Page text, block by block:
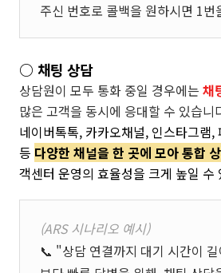
주신 번호로 콜백을 원하시면 1번
○ 채팅 상담
상담원이 모두 통화 중일 경우에는 채
많은 고객을 동시에 응대할 수 있습니
네이버톡톡, 카카오채널, 인스타그램,
등 다양한 채널을 한 곳에 모아 통합
객센터 운영의 효율성을 크게 높일 수
(ARS 시나리오 예시)
📞 "상담 연결까지 대기 시간이